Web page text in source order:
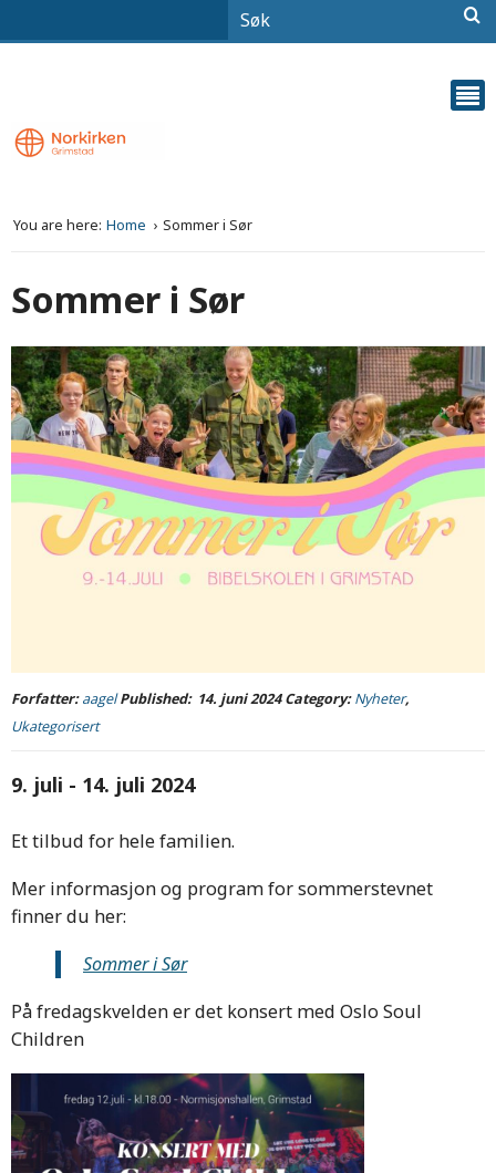
You are here: Home Sommer i Sør
Sommer i Sør
Forfatter:aagelPublished: 14. juni 2024 Category:Nyheter,
Ukategorisert
9. juli - 14. juli 2024
Et tilbud for hele familien.
Mer informasjon og program for sommerstevnet
finner du her:
Sommer i Sør
På fredagskvelden er det konsert med Oslo Soul
Children